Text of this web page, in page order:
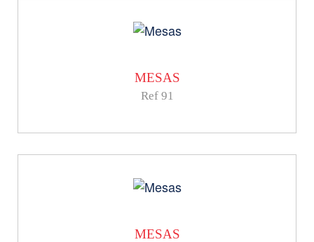
MESAS
Ref 91
MESAS